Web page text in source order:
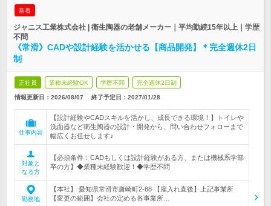
新着
ジャニス工業株式会社 | 衛生陶器の老舗メーカー｜平均勤続15年以上｜学歴
不問
《常滑》CADや設計経験を活かせる【商品開発】＊完全週休2日
制
正社員 業種未経験OK 学歴不問 完全週休2日制
情報更新日：2026/08/07 終了予定日： 2027/01/28
仕事内容
【設計経験やCADスキルを活かし、成長できる環境！】トイレや
洗面器など衛生陶器の設計・開発から、問い合わせフォローまで
幅広くお任せします♪
対象と
なる方
【必須条件：CADもしくは設計経験がある方、または機械系学部
卒の方】◆業種未経験歓迎！◆学歴不問
勤務地
【本社】 愛知県常滑市唐崎町2-88 【雇入れ直後】上記事業所
【変更の範囲】会社の定める各事業所…